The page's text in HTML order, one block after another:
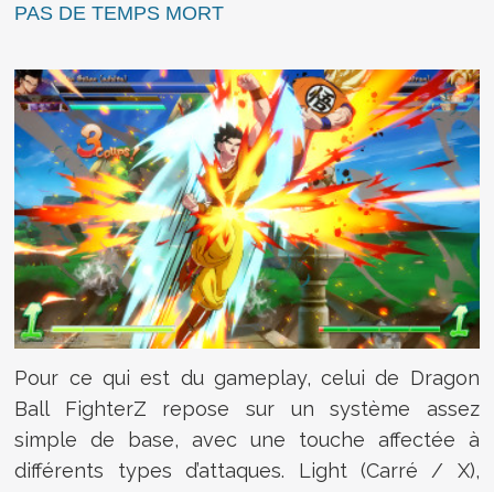
PAS DE TEMPS MORT
Pour ce qui est du gameplay, celui de Dragon
Ball FighterZ repose sur un système assez
simple de base, avec une touche affectée à
différents types d’attaques. Light (Carré / X),